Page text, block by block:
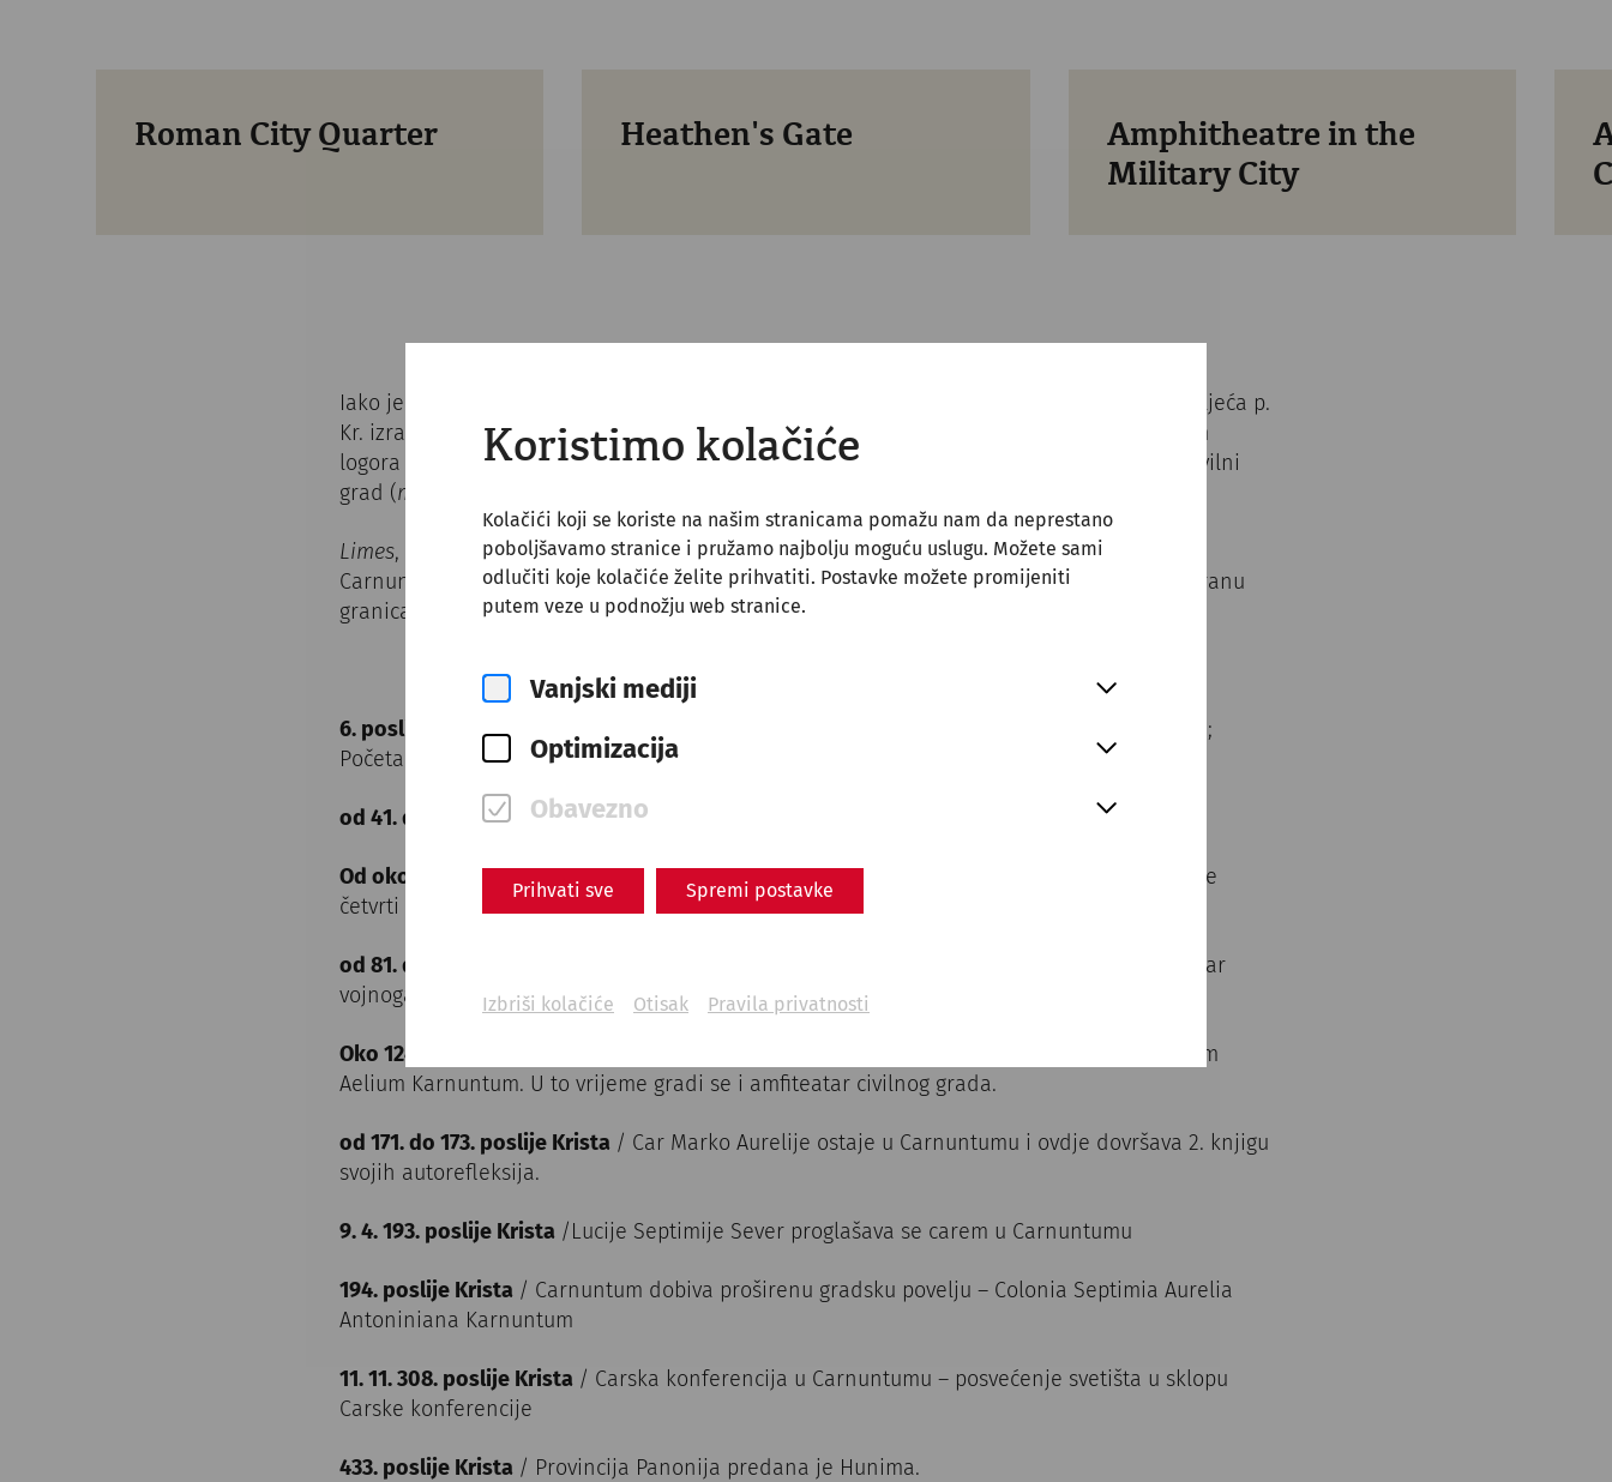
Koristimo kolačiće
Kolačići koji se koriste na našim stranicama pomažu nam da neprestano
poboljšavamo stranice i pružamo najbolju moguću uslugu. Možete sami
odlučiti koje kolačiće želite prihvatiti. Postavke možete promijeniti
putem veze u podnožju web stranice.
Vanjski mediji
Optimizacija
Obavezno
Prihvati sve Spremi postavke
Izbriši kolačiće Otisak Pravila privatnosti
Roman City Quarter Heathen's Gate
Amphitheatre in the
Military City
Iako je u začecima bio samo privremeni zimski vojni logor, Carnuntum je između 1. i 4. stoljeća p.
Kr. izrastao u glavni grad rimske provincije Gornje Panonije s oko 50 000 stanovnika. Osim
logora legionara usred teritorija vojnoga grada, izvan vojne zone razvio se i procvjetali civilni
grad (municipium
Limes, granica Rimskog Carstva na sjeveru, obilježena je u Carnuntumu rijekom Dunav.
Carnuntum se razvio u važnu rimsku metropolu, ne samo zbog vojno važnog mjesta za obranu
granica carstva, već i zbog blizine važnih trgovačkih putova.
6. poslije Krista/ Kasniji car Tiberije gradi utvrđeni zimski logor na području Carnuntuma;
Početak prisutnosti Rimskog Carstva u Carnuntumu
od 41. do 54. poslije Krista/ Gradi se logor legionara
Od oko 70. poslije Krista/ Prvi val naseljavanja u civilnom gradu (područje rimske gradske
četvrti u Petronell-Carnuntumu)
od 81. do 96. poslije Krista
/ Pod carem Domicijanom grade se pomoćna utvrda i amfiteatar
vojnoga grada.
Oko 124. poslije Krista
/ Car Hadrian dodjeljuje Carnuntumu gradsku povelju – Municipium
Aelium Karnuntum. U to vrijeme gradi se i amfiteatar civilnog grada.
od 171. do 173. poslije Krista / Car Marko Aurelije ostaje u Carnuntumu i ovdje dovršava 2. knjigu
svojih autorefleksija.
9. 4. 193. poslije Krista /Lucije Septimije Sever proglašava se carem u Carnuntumu
194. poslije Krista / Carnuntum dobiva proširenu gradsku povelju – Colonia Septimia Aurelia
Antoniniana Karnuntum
11. 11. 308. poslije Krista / Carska konferencija u Carnuntumu – posvećenje svetišta u sklopu
Carske konferencije
433. poslije Krista / Provincija Panonija predana je Hunima.